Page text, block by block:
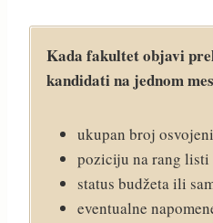
Kada fakultet objavi
kandidati na jednom
ukupan broj
poziciju na rang listi
status budžeta ili
eventualne